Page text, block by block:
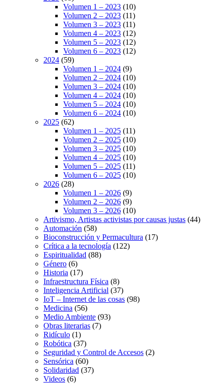
Volumen 1 – 2023 (10)
Volumen 2 – 2023 (11)
Volumen 3 – 2023 (11)
Volumen 4 – 2023 (12)
Volumen 5 – 2023 (12)
Volumen 6 – 2023 (12)
2024 (59)
Volumen 1 – 2024 (9)
Volumen 2 – 2024 (10)
Volumen 3 – 2024 (10)
Volumen 4 – 2024 (10)
Volumen 5 – 2024 (10)
Volumen 6 – 2024 (10)
2025 (62)
Volumen 1 – 2025 (11)
Volumen 2 – 2025 (10)
Volumen 3 – 2025 (10)
Volumen 4 – 2025 (10)
Volumen 5 – 2025 (11)
Volumen 6 – 2025 (10)
2026 (28)
Volumen 1 – 2026 (9)
Volumen 2 – 2026 (9)
Volumen 3 – 2026 (10)
Artivismo, Artistas activistas por causas justas (44)
Automación (58)
Bioconstrucción y Permacultura (17)
Crítica a la tecnología (122)
Espiritualidad (88)
Género (6)
Historia (17)
Infraestructura Física (8)
Inteligencia Artificial (37)
IoT – Internet de las cosas (98)
Medicina (56)
Medio Ambiente (93)
Obras literarias (7)
Ridículo (1)
Robótica (37)
Seguridad y Control de Accesos (2)
Sensórica (60)
Solidaridad (37)
Videos (6)